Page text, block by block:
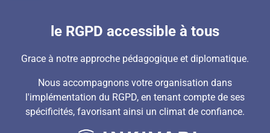
le RGPD accessible à tous
Grace à notre approche pédagogique et diplomatique.
Nous accompagnons votre organisation dans
l'implémentation du RGPD, en tenant compte de ses
spécificités, favorisant ainsi un climat de confiance.